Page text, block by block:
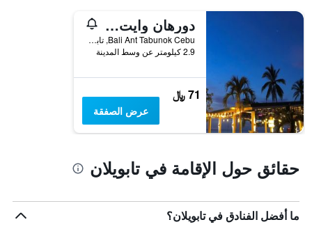
دورهان وايت بيتش ريزورت بويرد باي كوكوتل
Bali Ant Tabunok Cebu, تابويلان, الفلبين
2.9 كيلومتر عن وسط المدينة
71 ﷼
عرض الصفقة
حقائق حول الإقامة في تابويلان
ما أفضل الفنادق في تابويلان؟